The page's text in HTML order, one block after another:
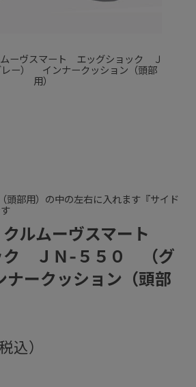
ムーヴスマート エッグショック Ｊ
ー） インナークッション（頭部
用）
クルムーヴスマート
ク ＪＮ-５５０ （グ
ークッション（頭部
頭部用）の中の左右に入れます『サイド